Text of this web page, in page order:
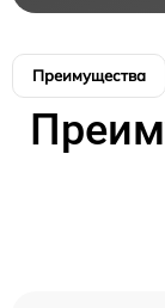
Преимущества